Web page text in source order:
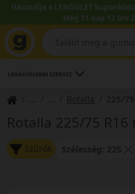
Használja a LENDÜLET
Még 51 nap 12 óra
LEGKÖZELEBBI SZERVIZ
Rotalla
Rotalla 225/75
Szűrők